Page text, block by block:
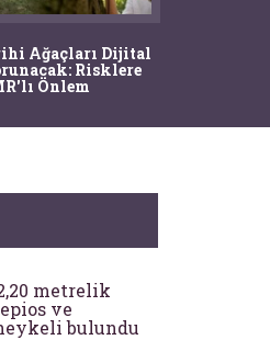
Ağaçları Dijital
Risklere
Önlem
metrelik
ve
bulundu